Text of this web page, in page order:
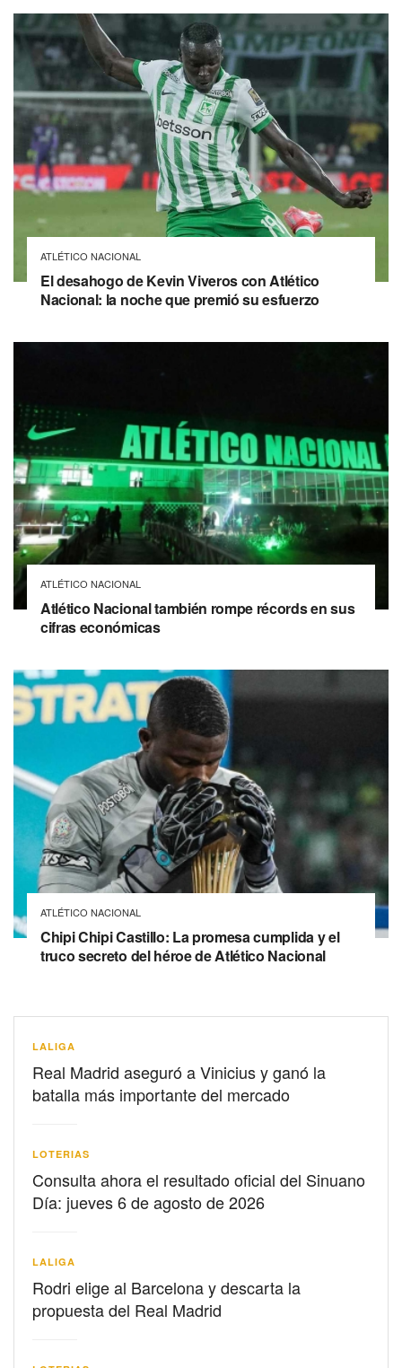
ATLÉTICO NACIONAL
El desahogo de Kevin Viveros con Atlético
Nacional: la noche que premió su esfuerzo
ATLÉTICO NACIONAL
Atlético Nacional también rompe récords en sus
cifras económicas
ATLÉTICO NACIONAL
Chipi Chipi Castillo: La promesa cumplida y el
truco secreto del héroe de Atlético Nacional
LALIGA
Real Madrid aseguró a Vinicius y ganó la
batalla más importante del mercado
LOTERIAS
Consulta ahora el resultado oficial del Sinuano
Día: jueves 6 de agosto de 2026
LALIGA
Rodri elige al Barcelona y descarta la
propuesta del Real Madrid